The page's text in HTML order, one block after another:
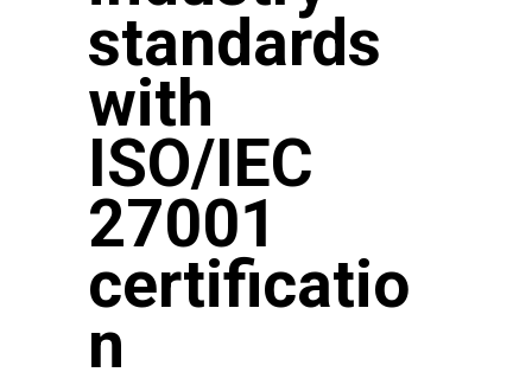
standards
with
ISO/IEC
27001
certificatio
n